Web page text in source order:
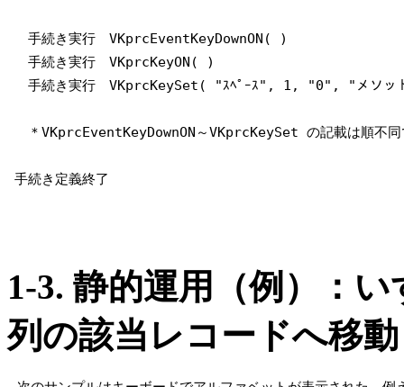
手続き実行 VKprcEventKeyDownON( )
手続き実行 VKprcKeyON( )
手続き実行 VKprcKeySet( "ｽﾍﾟｰｽ", 1, "0", "メソッ
＊VKprcEventKeyDownON～VKprcKeySet の記載は順不
手続き定義終了
1-3. 静的運用（例）
：
列の該当レコードへ移